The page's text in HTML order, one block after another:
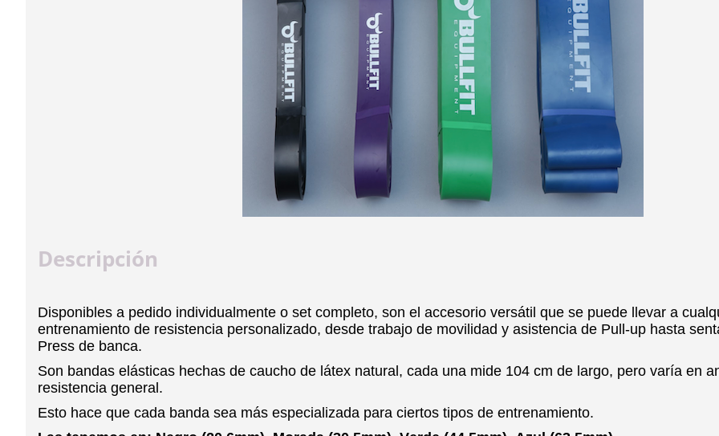
Descripción
Disponibles a pedido individualmente o set completo, son el accesorio versátil que se puede llevar a
entrenamiento de resistencia personalizado, desde trabajo de movilidad y asistencia de Pull-up hasta
Press de banca.
Son bandas elásticas hechas de caucho de látex natural, cada una mide 104 cm de largo, pero varía en
resistencia general.
Esto hace que cada banda sea más especializada para ciertos tipos de entrenamiento.